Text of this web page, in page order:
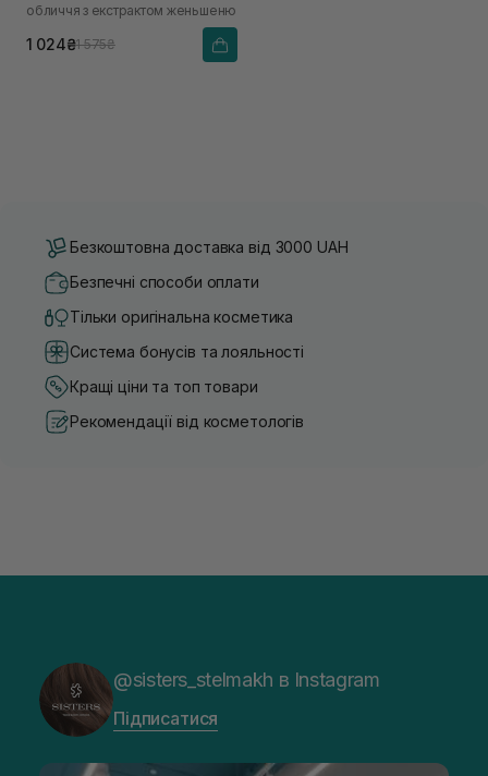
обличчя з екстрактом женьшеню
1 024₴1 575₴
Безкоштовна доставка від 3000 UAH
Безпечні способи оплати
Тільки оригінальна косметика
Система бонусів та лояльності
Кращі ціни та топ товари
Рекомендації від косметологів
@sisters_stelmakh в Instagram
Підписатися